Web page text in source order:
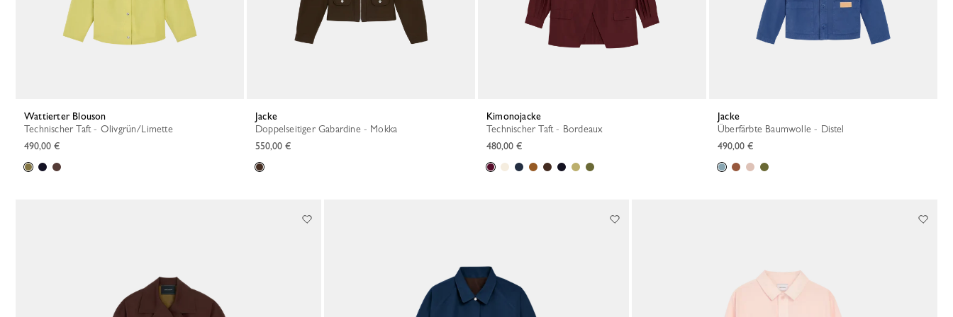
Wattierter Blouson
Technischer Taft - Olivgrün/Limette
490,00 €
Jacke
Doppelseitiger Gabardine - Mokka
550,00 €
Kimonojacke
Technischer Taft - Bordeaux
480,00 €
Jacke
Überfärbte Baumwolle - Distel
490,00 €